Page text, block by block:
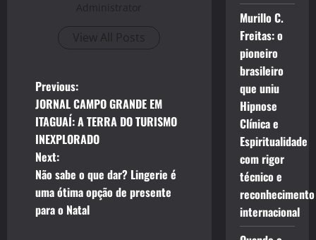
Administrator
View All Posts
P
o
s
t
n
Previous:
JORNAL CAMPO GRANDE EM
ITAGUAÍ: A TERRA DO TURISMO
INEXPLORADO
Next:
Não sabe o que dar? Lingerie é
uma ótima opção de presente
para o Natal
Murillo C.
Freitas: o
pioneiro
brasileiro
que uniu
Hipnose
Clínica e
Espiritualidade
com rigor
técnico e
reconhecimento
internacional